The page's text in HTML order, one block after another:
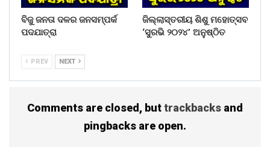
ବିଜୁ ଜନତା ଦଳର ଜନସମ୍ପର୍କ
ପଦଯାତ୍ରା
ଜିଲ୍ଲାସ୍ତରୀୟ ଶିଶୁ ମହୋତ୍ସବ
‘ସୁରଭି ୨୦୨୪’ ଅନୁଷ୍ଠିତ
PREV NEXT
Comments are closed, buttrackbacks and
pingbacks are open.